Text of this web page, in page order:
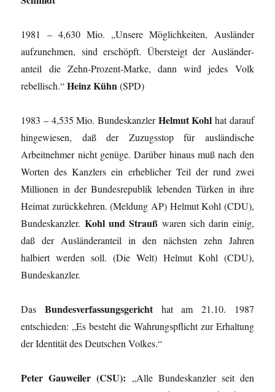
1981 – 4,630 Mio. „Unsere Möglichkeiten, Ausländer
aufzunehmen, sind erschöpft. Übersteigt der Ausländer­
anteil die Zehn-Prozent-Marke, dann wird jedes Volk
rebellisch.“Heinz Kühn(SPD)
1983 – 4,535 Mio. BundeskanzlerHelmut Kohl hat darauf
hingewiesen, daß der Zuzugsstop für ausländische
Arbeitnehmer nicht genüge. Darüber hinaus muß nach den
Worten des Kanzlers ein erheblicher Teil der rund zwei
Millionen in der Bundesrepublik lebenden Türken in ihre
Heimat zurückkehren. (Meldung AP) Helmut Kohl (CDU),
Bundeskanzler. Kohl und Strauß waren sich darin einig,
daß der Ausländeranteil in den nächsten zehn Jahren
halbiert werden soll. (Die Welt) Helmut Kohl (CDU),
Bundeskanzler.
DasBundesverfassungsgerichthat am 21.10. 1987
entschieden: „Es besteht die Wahrungspflicht zur Erhaltung
der Identität des Deutschen Volkes.“
Peter Gauweiler (CSU): „Alle Bundeskanzler seit den